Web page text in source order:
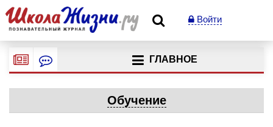
Войти
ГЛАВНОЕ
Обучение